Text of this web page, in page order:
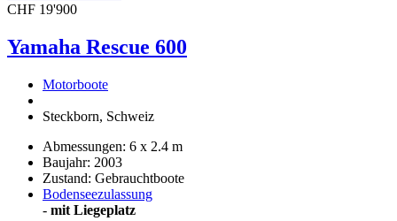
CHF 19'900
Yamaha Rescue 600
Motorboote
Steckborn, Schweiz
Abmessungen: 6 x 2.4 m
Baujahr: 2003
Zustand: Gebrauchtboote
Bodenseezulassung
- mit Liegeplatz